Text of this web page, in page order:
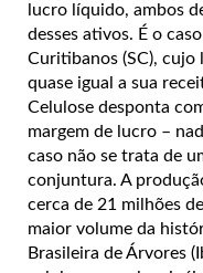
lucro líquido, ambos
desses ativos. É o
Curitibanos (SC), cujo
quase igual a sua
Celulose desponta
margem de lucro –
caso não se trata de
conjuntura. A
cerca de 21 milhões
maior volume da
Brasileira de Árvores